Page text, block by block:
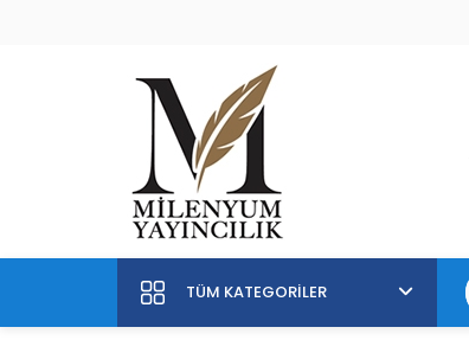
TÜM KATEGORILER